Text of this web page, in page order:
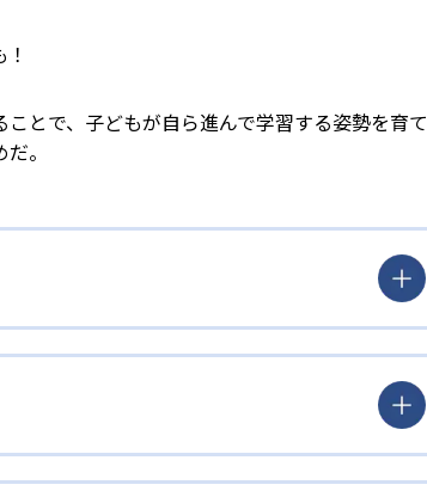
とで、子どもが自ら進んで学習する姿勢を育て
。
度や学年にとらわれず、生徒の理解度を最優
式」では、生徒が個々のペースで学習すること
る場合はどんどん先取り学習を進めたりする